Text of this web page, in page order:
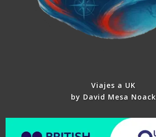
Viajes a UK
by David Mesa Noack